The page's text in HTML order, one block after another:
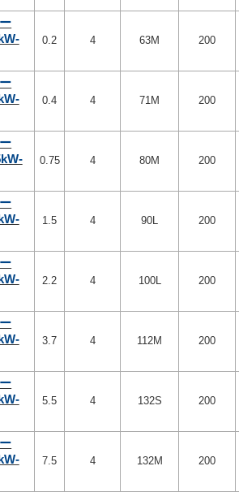
0.2 4 63M 200
0.4 4 71M 200
0.75 4 80M 200
1.5 4 90L 200
2.2 4 100L 200
3.7 4 112M 200
5.5 4 132S 200
7.5 4 132M 200